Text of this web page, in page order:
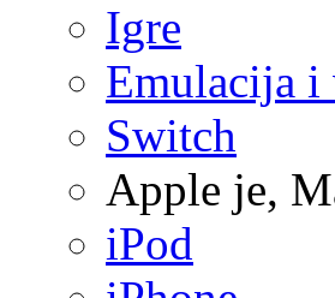
Igre
Emulacija
Switch
Apple je,
iPod